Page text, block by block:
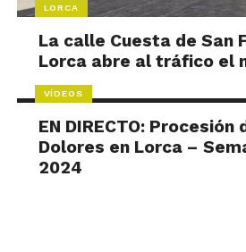
LORCA
La calle Cuesta de San
Lorca abre al tráfico el
VÍDEOS
EN DIRECTO: Procesión
Dolores en Lorca –
2024